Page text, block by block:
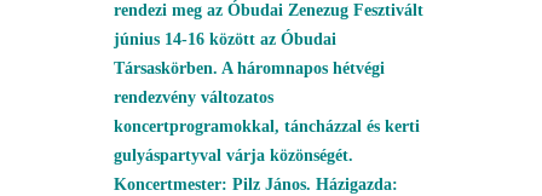
rendezi meg az Óbudai Zenezug Fesztivált
június 14-16 között az Óbudai
Társaskörben. A háromnapos hétvégi
rendezvény változatos
koncertprogramokkal, táncházzal és kerti
gulyáspartyval várja közönségét.
Koncertmester: Pilz János. Házigazda: